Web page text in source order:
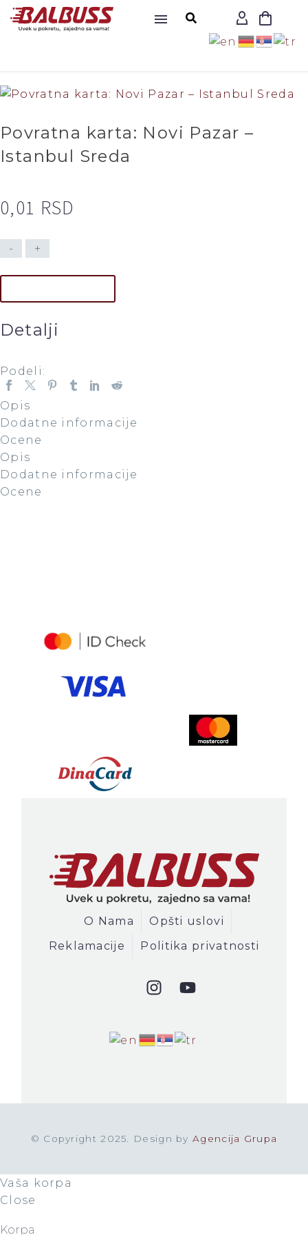
Povratna karta: Novi Pazar –
Istanbul Sreda
0,01 RSD
- +
Detalji
Podeli:
Opis
Dodatne informacije
Ocene
Opis
Dodatne informacije
Ocene
O Nama
Opšti uslovi
Reklamacije
Politika privatnosti
© Copyright 2025. Design byAgencija Grupa
Vaša korpa
Close
Korpa